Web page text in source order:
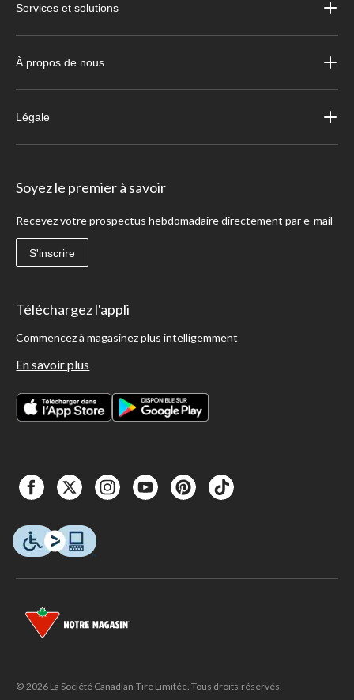
Services et solutions
À propos de nous
Légale
Soyez le premier à savoir
Recevez votre prospectus hebdomadaire directement par e-mail
S'inscrire
Téléchargez l'appli
Commencez à magasinez plus intelligemment
En savoir plus
© 2026 La Société Canadian Tire Limitée. Tous droits réservés.